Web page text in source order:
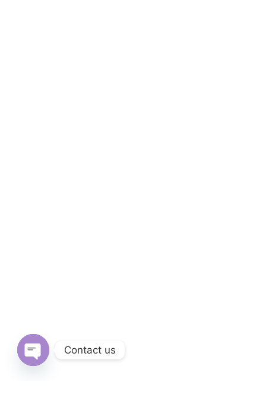
Contact us
Open